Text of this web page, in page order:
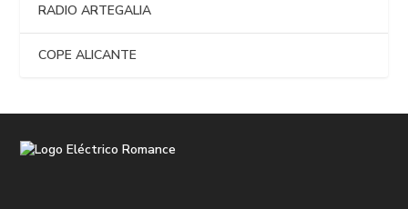
RADIO ARTEGALIA
COPE ALICANTE